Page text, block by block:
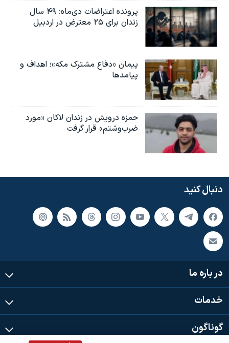
پرونده اعتراضات دی‌ماه: ۴۹ سال
زندان برای ۲۵ معترض در اردبیل
پیمان «دفاع مشترک مکه»؛ اهداف و
پیامدها
حمزه درویش در زندان لاکان «مورد
ضرب‌وشتم» قرار گرفت
دنبال کنید
در باره ما
خدمات
گوناگون